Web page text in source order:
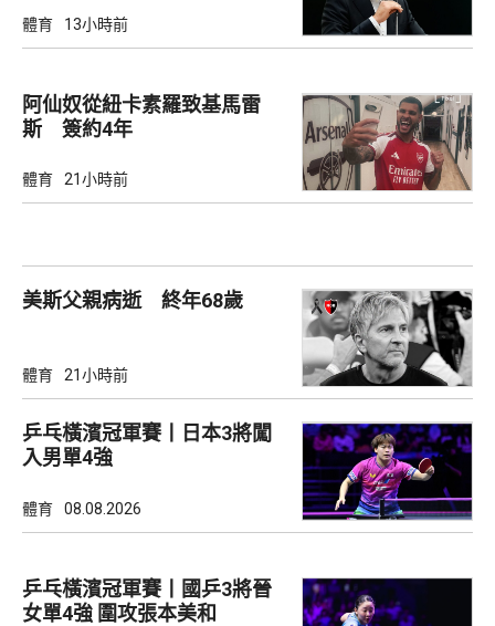
體育 13小時前
阿仙奴從紐卡素羅致基馬雷
斯 簽約4年
體育 21小時前
美斯父親病逝 終年68歲
體育 21小時前
乒乓橫濱冠軍賽丨日本3將闖
入男單4強
體育 08.08.2026
乒乓橫濱冠軍賽丨國乒3將晉
女單4強 圍攻張本美和